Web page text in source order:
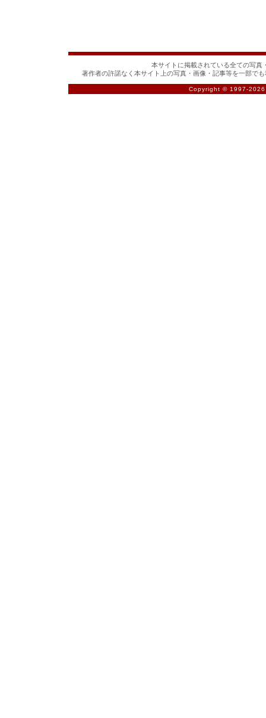
本サイトに掲載されている全ての写真
著作者の許諾なく本サイト上の写真・画像・記事等を一部で
Copyright © 1997-